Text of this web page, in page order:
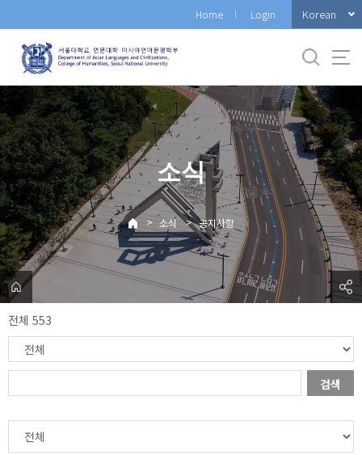
로
메
뉴
Home Login Korean
소식
> 소식 > 공지사항
전체 553
검색